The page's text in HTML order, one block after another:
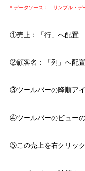
* データソース： サンプル・デ
①売上：「行」へ配置
②顧客名：「列」へ配置
③ツールバーの降順ア
④ツールバーのビュー
⑤この売上を右クリッ